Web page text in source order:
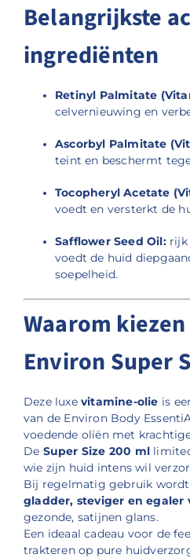
Belangrijkste
ingrediënten
Retinyl Palmitate
celvernieuwing en
Ascorbyl Palmitate
teint en beschermt
Tocopheryl Acetate
voedt en versterkt de
Safflower Seed Oil:rijk
voedt de huid
soepelheid.
Waarom
Environ Super
Deze luxevitamine-olie is
van de Environ Body
voedende oliën met
De Super Size 200 ml
wie zijn huid intens wil
Bij regelmatig gebruik
gladder, steviger en egaler
gezonde, satijnen glans.
Een ideaal cadeau voor de
trakteren op pure